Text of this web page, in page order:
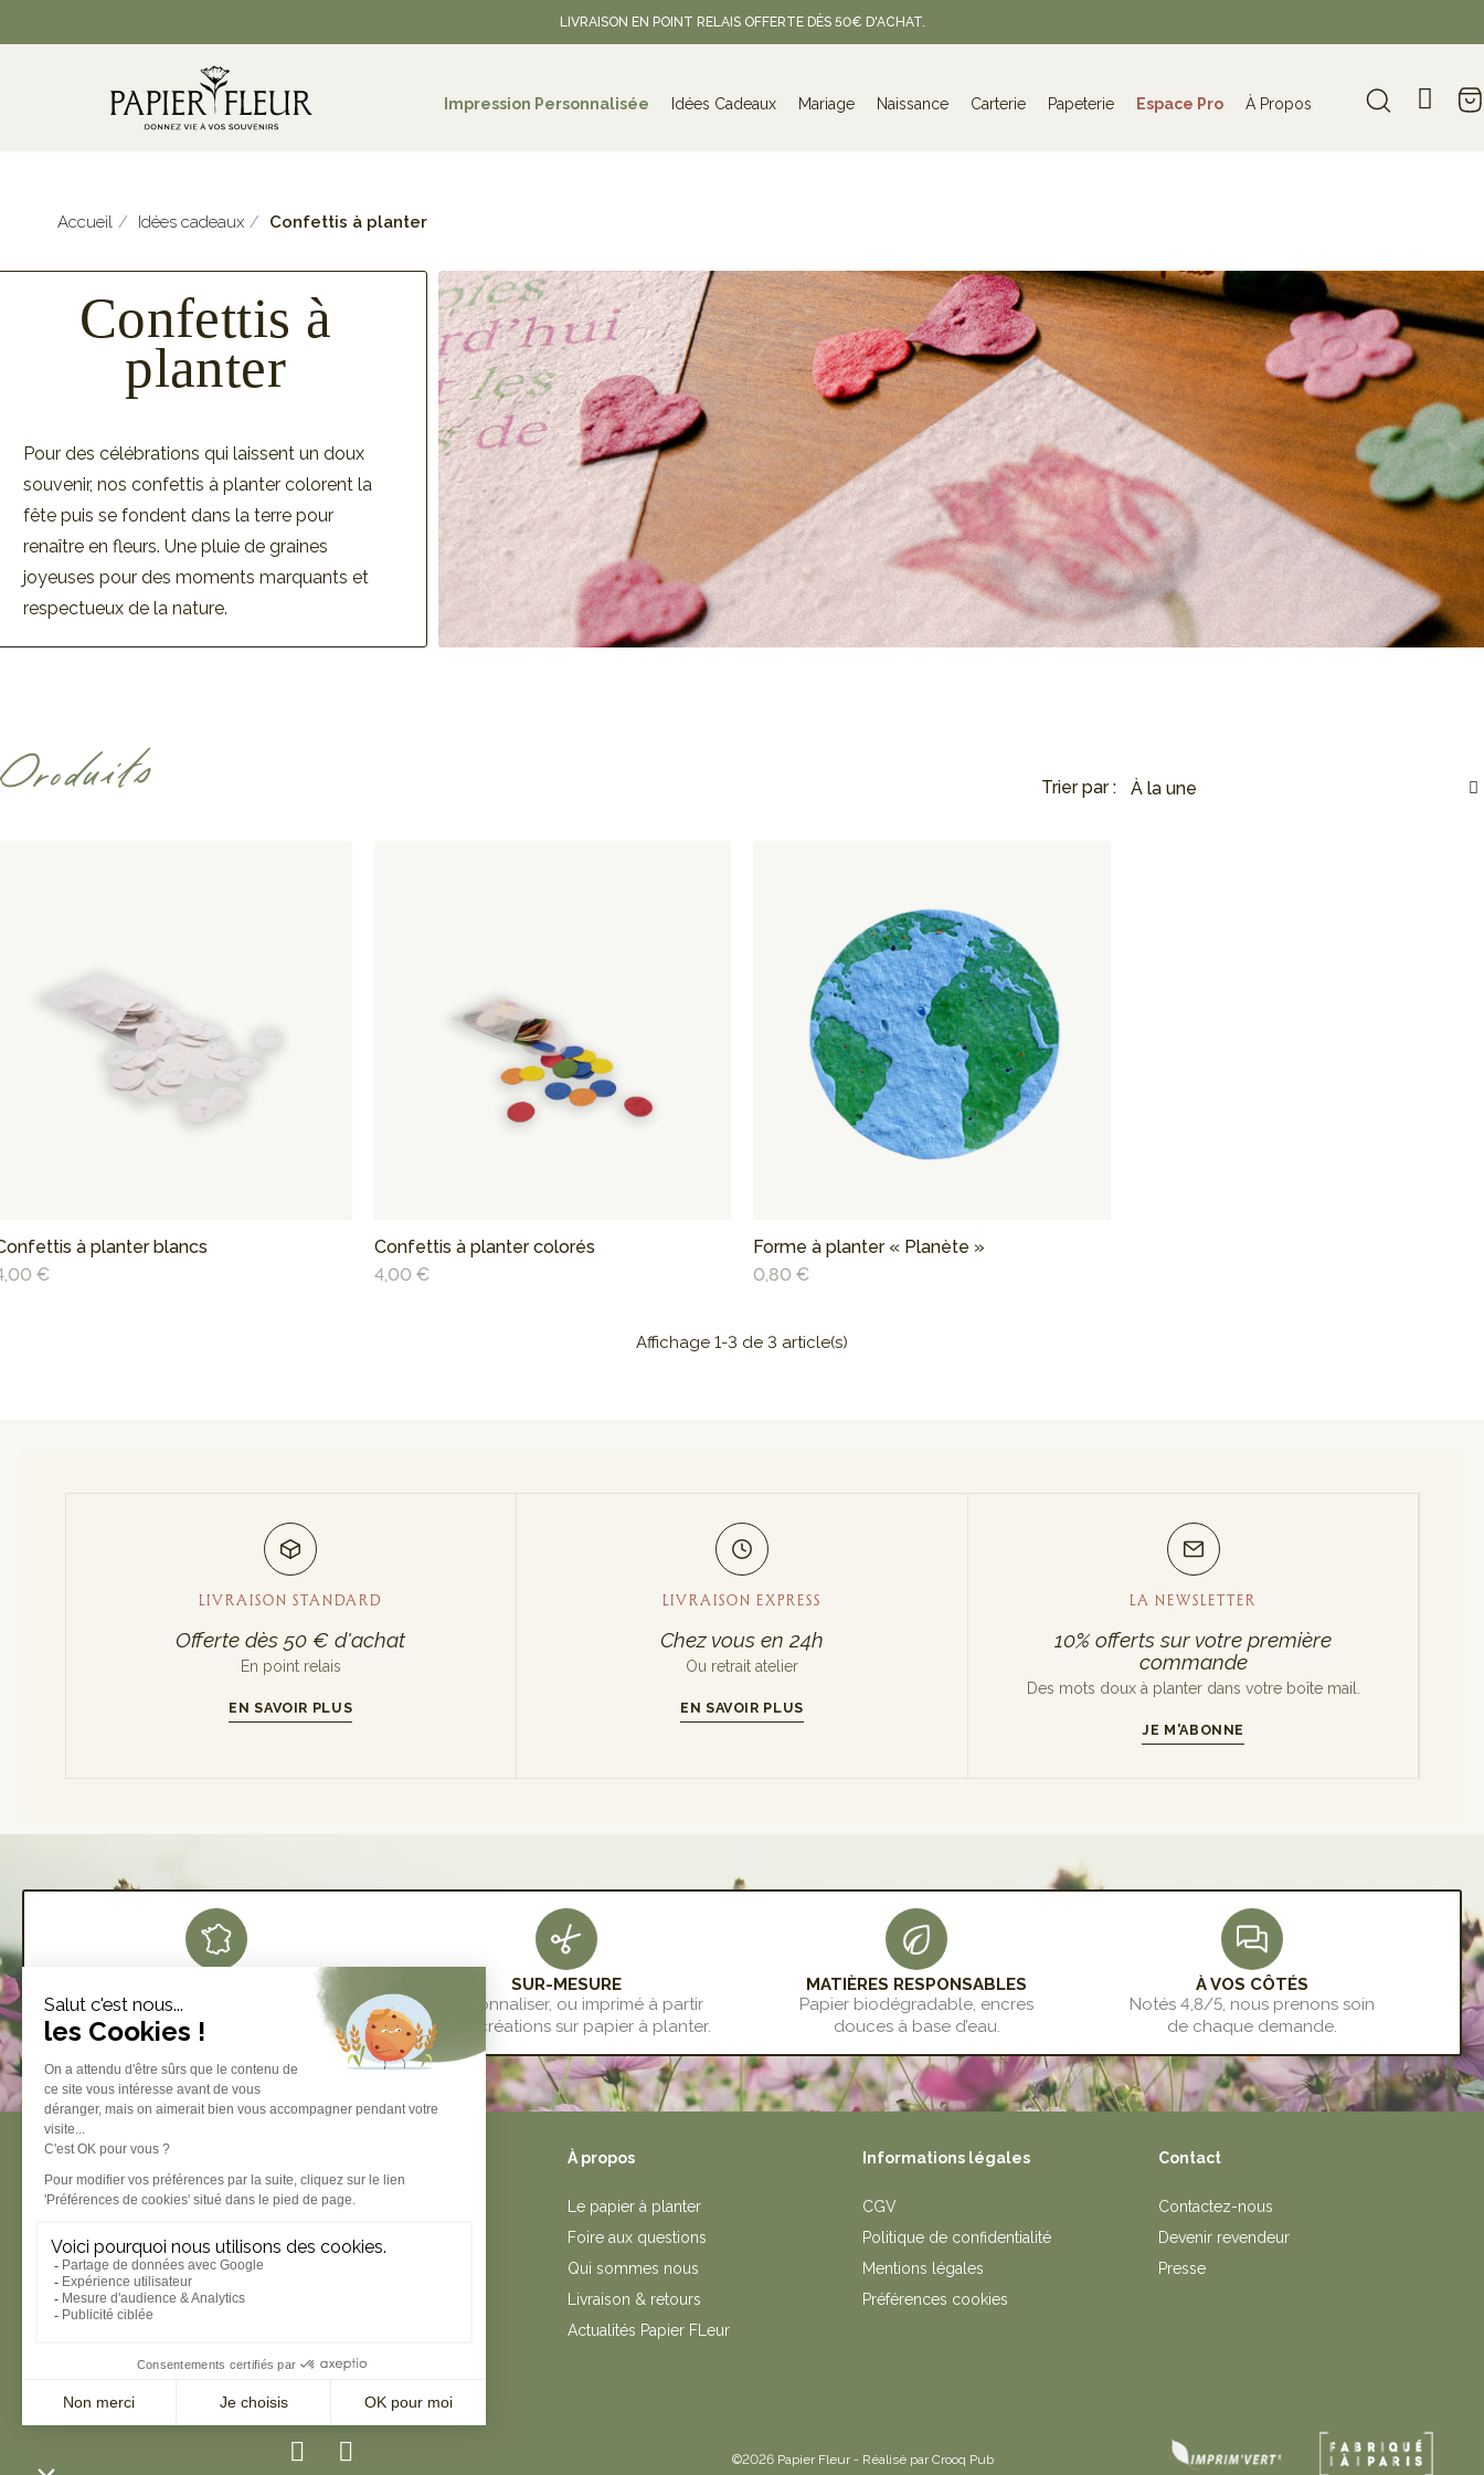
LIVRAISON EN POINT RELAIS OFFERTE DÈS 50€ D'ACHAT.
Impression Personnalisée Idées Cadeaux Mariage Naissance Carterie Papeterie Espace Pro À Propos
Accueil Idées cadeaux Confettis à planter
Confettis à
planter
Pour des célébrations qui laissent un doux
souvenir, nos confettis à planter colorent la
fête puis se fondent dans la terre pour
renaître en fleurs. Une pluie de graines
joyeuses pour des moments marquants et
respectueux de la nature.
Trier par :
à planter blancs
€
Confettis à planter colorés
4,00 €
Forme à planter « Planète »
0,80 €
Affichage 1-3 de 3 article(s)
LIVRAISON STANDARD
Offerte dès 50 € d'achat
En point relais
EN SAVOIR PLUS
LIVRAISON EXPRESS
Chez vous en 24h
Ou retrait atelier
EN SAVOIR PLUS
LA NEWSLETTER
10% offerts sur votre première
commande
Des mots doux à planter dans votre boîte mail.
JE M'ABONNE
S'INSCRIRE
Créé et imprimé avec soin dans notre
atelier parisien
SUR-MESURE
À personnaliser, ou imprimé à partir
de vos créations sur papier à planter.
MATIÈRES RESPONSABLES
Papier biodégradable, encres
douces à base d’eau.
À VOS CÔTÉS
Notés 4,8/5, nous prenons soin
de chaque demande.
Impression personnalisée
Mariage
Idées cadeaux
À propos
Le papier à planter
Foire aux questions
Qui sommes nous
Livraison & retours
Actualités Papier FLeur
Informations légales
CGV
Politique de confidentialité
Mentions légales
Préférences cookies
Contact
Contactez-nous
Devenir revendeur
Presse
©2026 Papier Fleur - Réalisé parCrooq Pub